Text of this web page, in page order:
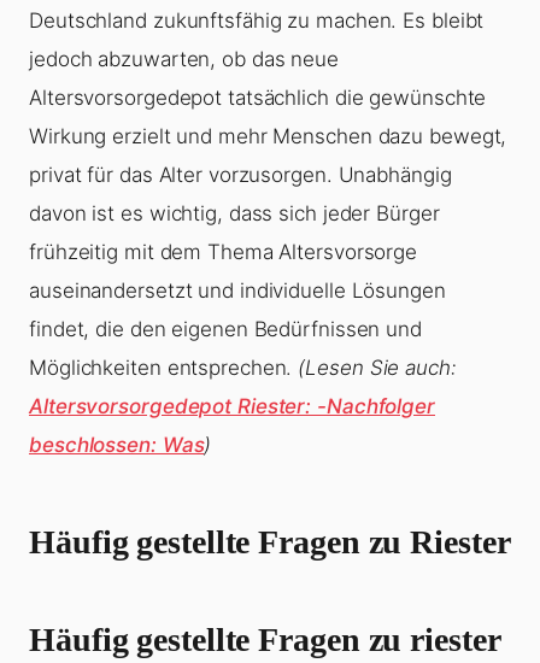
Deutschland zukunftsfähig zu machen. Es bleibt
jedoch abzuwarten, ob das neue
Altersvorsorgedepot tatsächlich die gewünschte
Wirkung erzielt und mehr Menschen dazu bewegt,
privat für das Alter vorzusorgen. Unabhängig
davon ist es wichtig, dass sich jeder Bürger
frühzeitig mit dem Thema Altersvorsorge
auseinandersetzt und individuelle Lösungen
findet, die den eigenen Bedürfnissen und
Möglichkeiten entsprechen. (Lesen Sie auch:
Altersvorsorgedepot Riester: -Nachfolger
beschlossen: Was)
Häufig gestellte Fragen zu Riester
Häufig gestellte Fragen zu riester